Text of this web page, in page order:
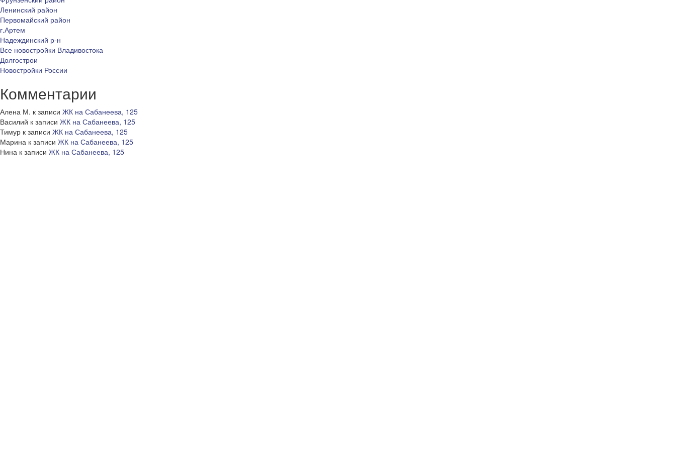
Ленинский район
Первомайский район
г.Артем
Надеждинский р-н
Все новостройки Владивостока
Долгострои
Новостройки России
Комментарии
Алена М. к записи ЖК на Сабанеева, 125
Василий к записи ЖК на Сабанеева, 125
Тимур к записи ЖК на Сабанеева, 125
Марина к записи ЖК на Сабанеева, 125
Нина к записи ЖК на Сабанеева, 125